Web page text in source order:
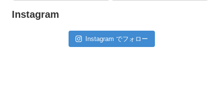
Instagram
Instagram でフォロー